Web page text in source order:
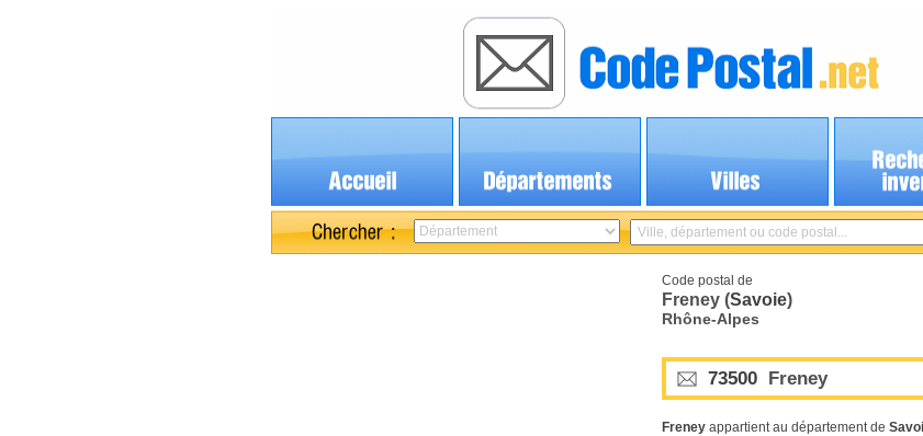
Code postal de
Freney (Savoie)
Rhône-Alpes
73500 Freney
Freney appartient au département de